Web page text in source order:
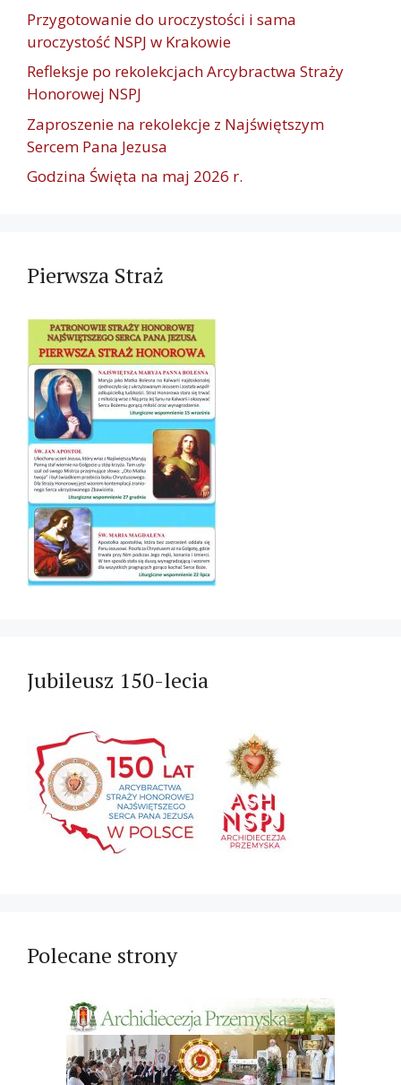
Przygotowanie do uroczystości i sama
uroczystość NSPJ w Krakowie
Refleksje po rekolekcjach Arcybractwa Straży
Honorowej NSPJ
Zaproszenie na rekolekcje z Najświętszym
Sercem Pana Jezusa
Godzina Święta na maj 2026 r.
Pierwsza Straż
Jubileusz 150-lecia
Polecane strony